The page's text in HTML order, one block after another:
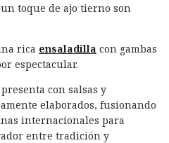
toque de ajo tierno son
rica ensaladilla con gambas
espectacular.
con salsas y
elaborados, fusionando
internacionales para
entre tradición y